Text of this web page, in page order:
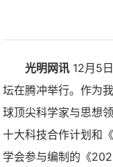
光明网讯 12月5
坛在腾冲举行。作为
球顶尖科学家与思想
十大科技合作计划和
学会参与编制的《